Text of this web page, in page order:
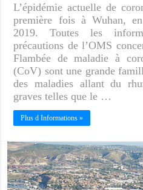
L’épidémie actuelle de
première fois à Wuhan,
2019. Toutes les
précautions de l’OMS
Flambée de maladie à
(CoV) sont une grande
des maladies allant du
graves telles que le …
Plus d Informations »